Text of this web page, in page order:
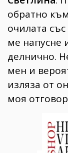
обратно
очилата
ме напусне
делнично.
мен и
изляза от
моя